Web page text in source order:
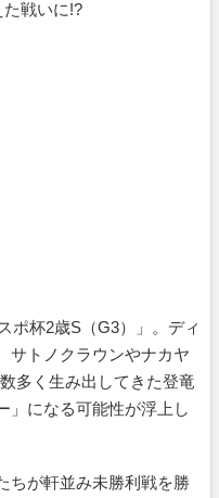
戦いに!?
ポ杯2歳S（G3）」。ディ
サトノクラウンやナカヤ
多く生み出してきた登竜
」になる可能性が浮上し
ちが軒並み未勝利戦を勝